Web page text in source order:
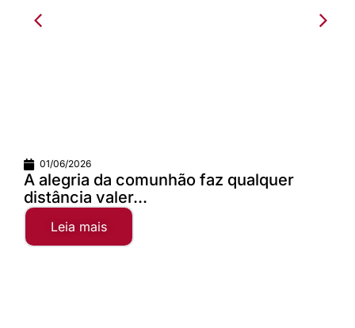
01/06/2026
A alegria da comunhão faz qualquer
distância valer...
Leia mais